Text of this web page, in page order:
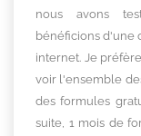
nous avons
bénéficions d'une
internet. Je
voir l'ensemble
des formules
suite, 1 mois de